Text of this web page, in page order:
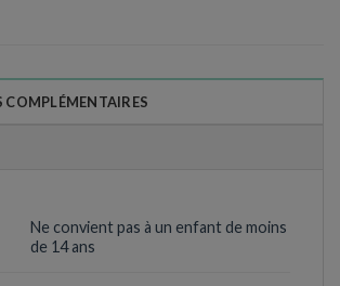
Ne convient pas à un enfant de moins
de 14 ans